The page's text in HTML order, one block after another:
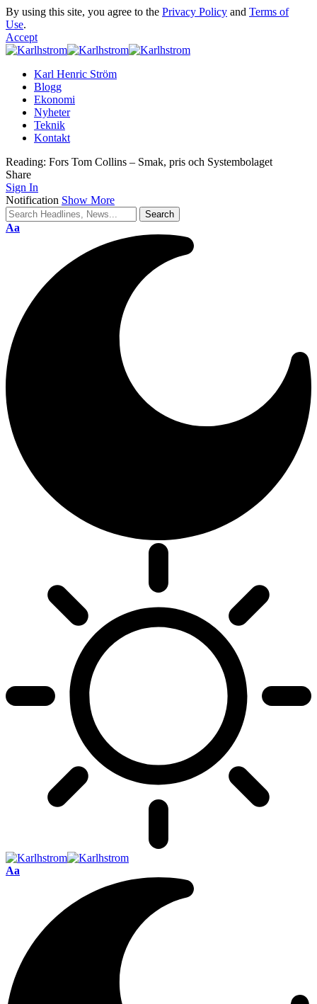
By using this site, you agree to the Privacy Policy and Terms of
Use.
Accept
Karl Henric Ström
Blogg
Ekonomi
Nyheter
Teknik
Kontakt
Reading: Fors Tom Collins – Smak, pris och Systembolaget
Share
Sign In
Notification Show More
Font
Aa
Font
Aa